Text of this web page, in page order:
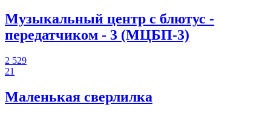
Музыкальный центр с блютус -
передатчиком - 3 (МЦБП-3)
2 529
21
Маленькая сверлилка